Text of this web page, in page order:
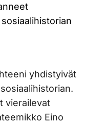
yhdistyivät
vierailevat
Eino